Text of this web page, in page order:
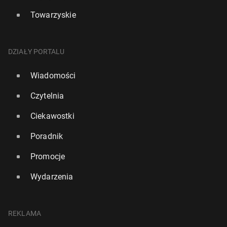
Towarzyskie
DZIAŁY PORTALU
Wiadomości
Czytelnia
Ciekawostki
Poradnik
Promocje
Wydarzenia
REKLAMA